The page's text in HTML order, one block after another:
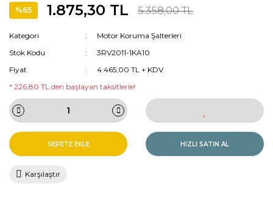
%65 1.875,30 TL 5.358,00 TL
Kategori
Motor Koruma Şalterleri
Stok Kodu
3RV2011-1KA10
Fiyat
4.465,00 TL + KDV
* 226,80 TL den başlayan taksitlerle!
SEPETE EKLE HIZLI SATIN AL
Karşılaştır